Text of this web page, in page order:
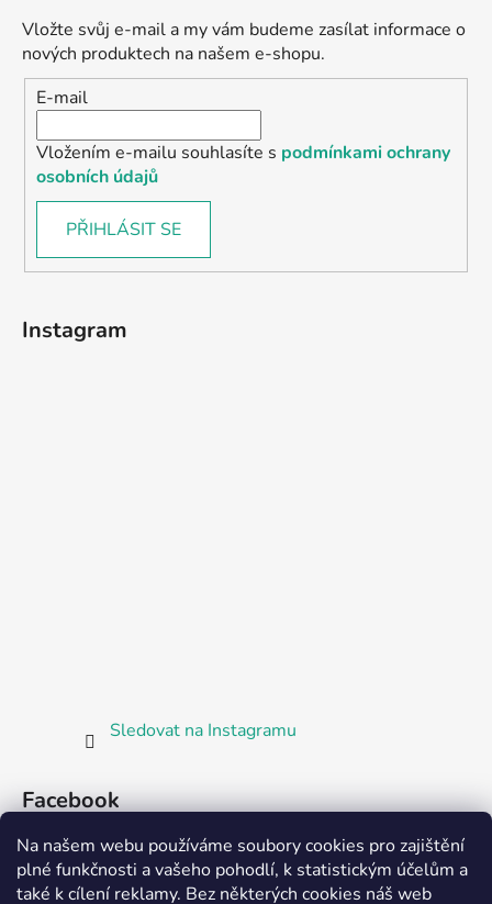
Na našem webu používáme soubory cookies pro zajištění
plné funkčnosti a vašeho pohodlí, k statistickým účelům a
také k cílení reklamy. Bez některých cookies náš web
Vložte svůj e-mail a my vám budeme zasílat informace o
nových produktech na našem e-shopu.
E-mail
Vložením e-mailu souhlasíte s podmínkami ochrany
osobních údajů
PŘIHLÁSIT SE
Instagram
Sledovat na Instagramu
Facebook